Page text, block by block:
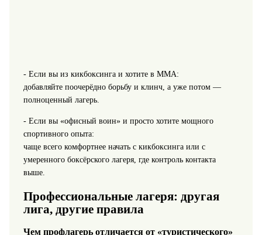
- Если вы из кикбоксинга и хотите в ММА:
добавляйте поочерёдно борьбу и клинч, а уже потом —
полноценный лагерь.
- Если вы «офисный воин» и просто хотите мощного
спортивного опыта:
чаще всего комфортнее начать с кикбоксинга или с
умеренного боксёрского лагеря, где контроль контакта
выше.
Профессиональные лагеря: другая
лига, другие правила
Чем профлагерь отличается от «туристического»